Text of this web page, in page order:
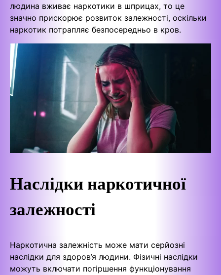
людина вживає наркотики в шприцах, то це
значно прискорює розвиток залежності, оскільки
наркотик потрапляє безпосередньо в кров.
Наслідки наркотичної
залежності
Наркотична залежність може мати серйозні
наслідки для здоров’я людини. Фізичні наслідки
можуть включати погіршення функціонування